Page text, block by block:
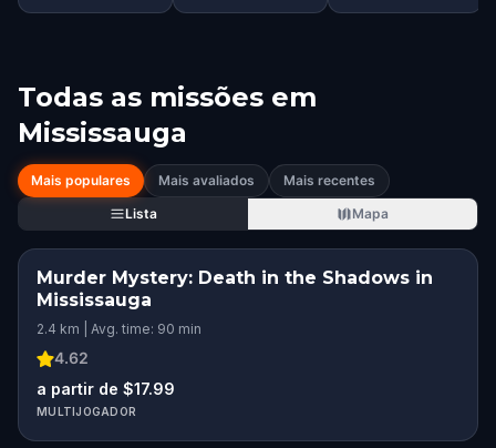
Todas as missões em
Mississauga
Mais populares Mais avaliados
Mais recentes
Lista
Mapa
Murder Mystery: Death in the Shadows in
Mississauga
2.4 km | Avg. time: 90 min
4.62
a partir de $17.99
MULTIJOGADOR